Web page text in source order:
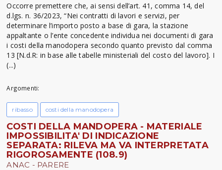
Occorre premettere che, ai sensi dell’art. 41, comma 14, del
d.lgs. n. 36/2023, “Nei contratti di lavori e servizi, per
determinare l’importo posto a base di gara, la stazione
appaltante o l’ente concedente individua nei documenti di gara
i costi della manodopera secondo quanto previsto dal comma
13 [N.d.R: in base alle tabelle ministeriali del costo del lavoro]. I
(...)
Argomenti:
ribasso costi della manodopera
COSTI DELLA MANDOPERA - MATERIALE
IMPOSSIBILITA' DI INDICAZIONE
SEPARATA: RILEVA MA VA INTERPRETATA
RIGOROSAMENTE (108.9)
ANAC - PARERE